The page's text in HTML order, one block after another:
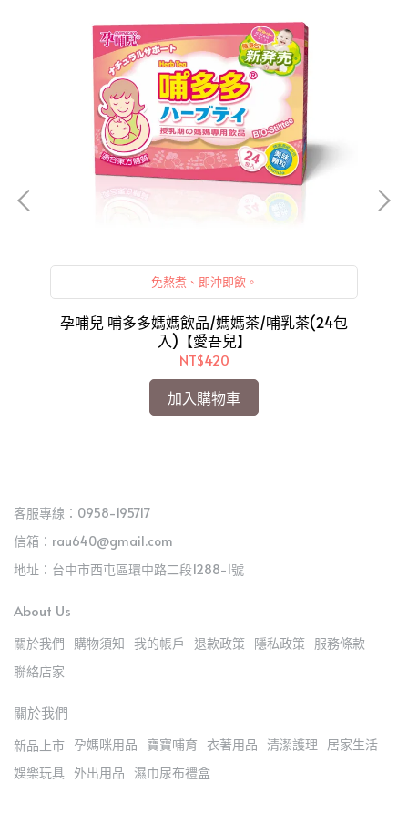
免熬煮、即沖即飲。
孕哺兒 哺多多媽媽飲品/媽媽茶/哺乳茶(24包
入)【愛吾兒】
NT$420
加入購物車
客服專線：0958-195717
信箱：rau640@gmail.com
地址：台中市西屯區環中路二段1288-1號
About Us
關於我們 購物須知 我的帳戶 退款政策 隱私政策 服務條款
聯絡店家
關於我們
新品上市 孕媽咪用品 寶寶哺育 衣著用品 清潔護理
居家生活
娛樂玩具 外出用品 濕巾尿布禮盒